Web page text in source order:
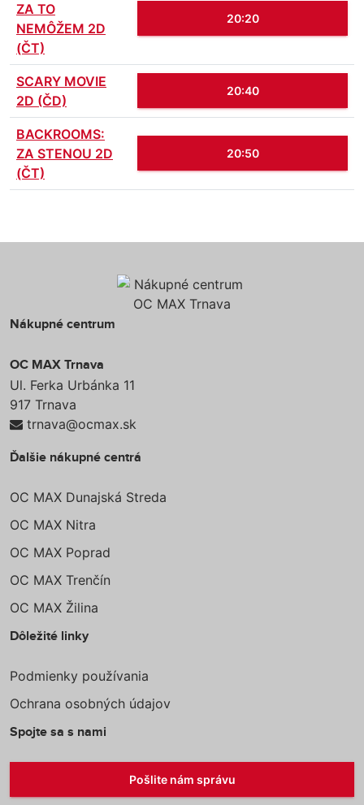
ZA TO
NEMÔŽEM 2D
(ČT)
20:20
SCARY MOVIE
2D (ČD)
20:40
BACKROOMS:
ZA STENOU 2D
(ČT)
20:50
Nákupné centrum
OC MAX Trnava
Ul. Ferka Urbánka 11
917 Trnava
trnava@ocmax.sk
Ďalšie nákupné centrá
OC MAX Dunajská Streda
OC MAX Nitra
OC MAX Poprad
OC MAX Trenčín
OC MAX Žilina
Dôležité linky
Podmienky používania
Ochrana osobných údajov
Spojte sa s nami
Pošlite nám správu